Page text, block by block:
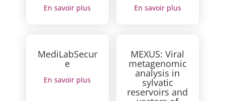
En savoir plus En savoir plus
MediLabSecur
e
En savoir plus
MEXUS: Viral
metagenomic
analysis in
sylvatic
reservoirs and